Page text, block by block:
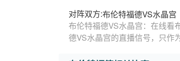
对阵双方:布伦特福德VS水晶宫
布伦特福德VS水晶宫：在线看
德VS水晶宫的直播信号，只作